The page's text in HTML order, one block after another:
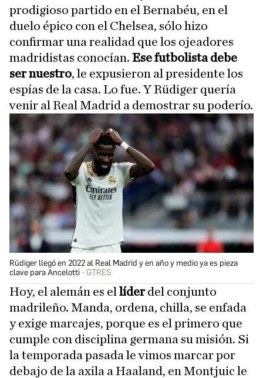
prodigioso partido en el Bernabéu, en el
duelo épico con el Chelsea, sólo hizo
confirmar una realidad que los ojeadores
madridistas conocían. Ese futbolista debe
ser nuestro, le expusieron al presidente los
espías de la casa. Lo fue. Y Rüdiger quería
venir al Real Madrid a demostrar su poderío.
Rüdiger llegó en 2022 al Real Madrid y en año y medio ya es pieza
clave para Ancelotti
GTRES
Hoy, el alemán es el líderdel conjunto
madrileño. Manda, ordena, chilla, se enfada
y exige marcajes, porque es el primero que
cumple con disciplina germana su misión. Si
la temporada pasada le vimos marcar por
debajo de la axila a Haaland, en Montjuic le